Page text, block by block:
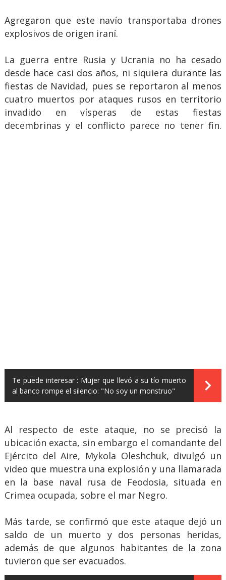
Agregaron que este navío transportaba drones
explosivos de origen iraní.
La guerra entre Rusia y Ucrania no ha cesado
desde hace casi dos años, ni siquiera durante las
fiestas de Navidad, pues se reportaron al menos
cuatro muertos por ataques rusos en territorio
invadido en vísperas de estas fiestas
decembrinas y el conflicto parece no tener fin.
Te puede interesar : Mujer que llevó a su tío muerto
al banco rompe el silencio: "No soy un monstruo"
Al respecto de este ataque, no se precisó la
ubicación exacta, sin embargo el comandante del
Ejército del Aire, Mykola Oleshchuk, divulgó un
video que muestra una explosión y una llamarada
en la base naval rusa de Feodosia, situada en
Crimea ocupada, sobre el mar Negro.
Más tarde, se confirmó que este ataque dejó un
saldo de un muerto y dos personas heridas,
además de que algunos habitantes de la zona
tuvieron que ser evacuados.